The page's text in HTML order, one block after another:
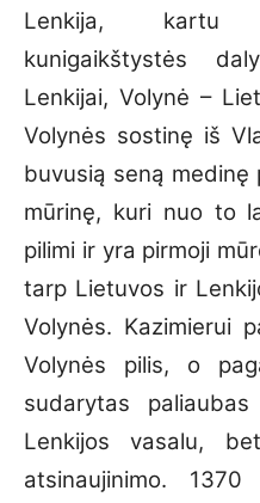
Lenkija, kartu
kunigaikštystės
Lenkijai, Volynė –
Volynės sostinę iš
buvusią seną
mūrinę, kuri nuo to
pilimi ir yra pirmoji
tarp Lietuvos ir
Volynės. Kazimierui
Volynės pilis, o
sudarytas
Lenkijos vasalu,
atsinaujinimo.